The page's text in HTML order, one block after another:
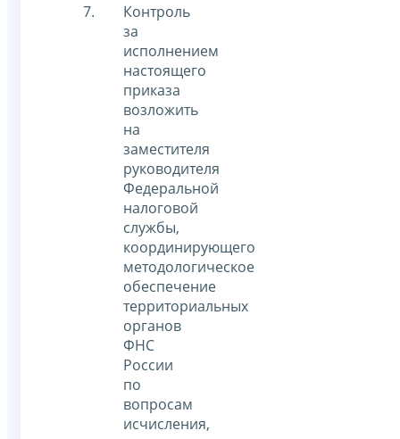
Контроль
за
исполнением
настоящего
приказа
возложить
на
заместителя
руководителя
Федеральной
налоговой
службы,
координирующего
методологическое
обеспечение
территориальных
органов
ФНС
России
по
вопросам
исчисления,